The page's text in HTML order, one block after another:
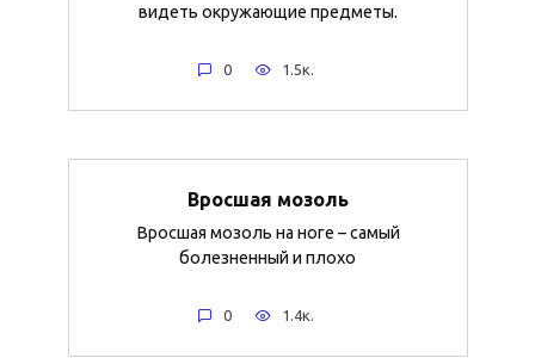
видеть окружающие предметы.
0 1.5к.
Вросшая мозоль
Вросшая мозоль на ноге – самый
болезненный и плохо
0 1.4к.